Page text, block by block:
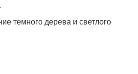
темного дерева и светлого